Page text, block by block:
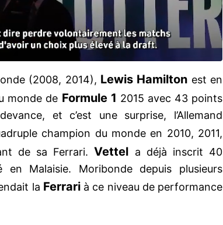
(2008, 2014), Lewis Hamilton est en
monde de Formule 1 2015 avec 43 points
et c’est une surprise, l’Allemand
champion du monde en 2010, 2011,
de sa Ferrari. Vettel a déjà inscrit 40
en Malaisie. Moribonde depuis plusieurs
la Ferrarià ce niveau de performance